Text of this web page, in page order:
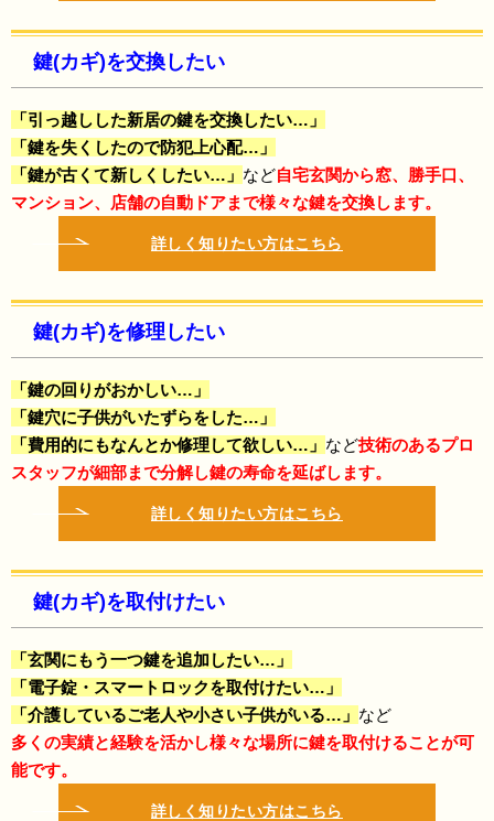
鍵(カギ)を交換したい
「引っ越しした新居の鍵を交換したい…」
「鍵を失くしたので防犯上心配…」
「鍵が古くて新しくしたい…」 など自宅玄関から窓、勝手口、
マンション、店舗の自動ドアまで様々な鍵を交換します。
詳しく知りたい方はこちら
鍵(カギ)を修理したい
「鍵の回りがおかしい…」
「鍵穴に子供がいたずらをした…」
「費用的にもなんとか修理して欲しい…」 など技術のあるプロ
スタッフが細部まで分解し鍵の寿命を延ばします。
詳しく知りたい方はこちら
鍵(カギ)を取付けたい
「玄関にもう一つ鍵を追加したい…」
「電子錠・スマートロックを取付けたい…」
「介護しているご老人や小さい子供がいる…」 など
多くの実績と経験を活かし様々な場所に鍵を取付けることが可
能です。
詳しく知りたい方はこちら